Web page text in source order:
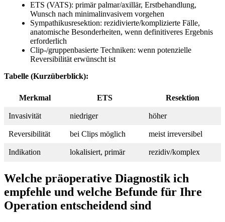
ETS (VATS): primär palmar/axillär, Erstbehandlung,
Wunsch nach minimalinvasivem vorgehen
Sympathikusresektion: rezidivierte/komplizierte Fälle,
anatomische Besonderheiten, wenn definitiveres Ergebnis
erforderlich
Clip‑/gruppenbasierte Techniken: ‍wenn⁣ potenzielle
Reversibilität erwünscht ist
Tabelle (Kurzüberblick):
Merkmal ETS Resektion
Invasivität niedriger höher
Reversibilität bei ⁣Clips möglich meist irreversibel
Indikation lokalisiert, primär rezidiv/komplex
Welche präoperative Diagnostik ich
‌empfehle ‌und welche Befunde für ​Ihre
Operation entscheidend‌ sind